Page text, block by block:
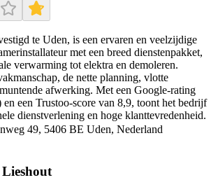
te Uden, is een ervaren en veelzijdige
met een breed dienstenpakket,
verwarming tot elektra en demoleren.
de nette planning, vlotte
afwerking. Met een Google-rating
een Trustoo-score van 8,9, toont het bedrijf
dienstverlening en hoge klanttevredenheid.
49, 5406 BE Uden, Nederland